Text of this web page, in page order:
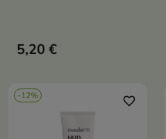
5,20 €
-12% favorite_border